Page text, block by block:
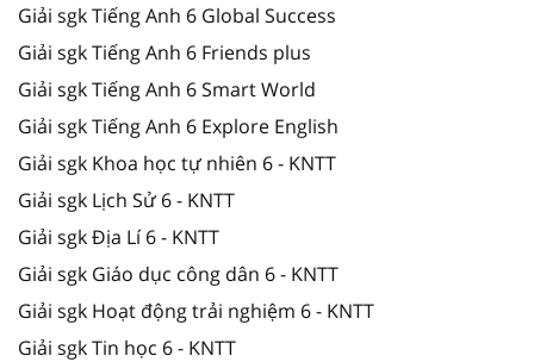
Giải sgk Tiếng Anh 6 Global Success
Giải sgk Tiếng Anh 6 Friends plus
Giải sgk Tiếng Anh 6 Smart World
Giải sgk Tiếng Anh 6 Explore English
Giải sgk Khoa học tự nhiên 6 - KNTT
Giải sgk Lịch Sử 6 - KNTT
Giải sgk Địa Lí 6 - KNTT
Giải sgk Giáo dục công dân 6 - KNTT
Giải sgk Hoạt động trải nghiệm 6 - KNTT
Giải sgk Tin học 6 - KNTT